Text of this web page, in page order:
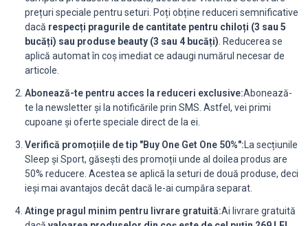
prețuri speciale pentru seturi. Poți obține reduceri semnificative
dacă respecți pragurile de cantitate pentru chiloți (3 sau 5
bucăți) sau produse beauty (3 sau 4 bucăți) . Reducerea se
aplică automat în coș imediat ce adaugi numărul necesar de
articole.
Abonează-te pentru acces la reduceri exclusive:Abonează-
te la newsletter și la notificările prin SMS. Astfel, vei primi
cupoane și oferte speciale direct de la ei.
Verifică promoțiile de tip "Buy One Get One 50%":La secțiunile
Sleep și Sport, găsești des promoții unde al doilea produs are
50% reducere. Acestea se aplică la seturi de două produse, deci
ieși mai avantajos decât dacă le-ai cumpăra separat.
Atinge pragul minim pentru livrare gratuită:Ai livrare gratuită